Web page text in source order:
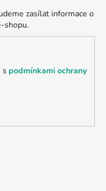
zasílat informace o
shopu.
s podmínkami ochrany